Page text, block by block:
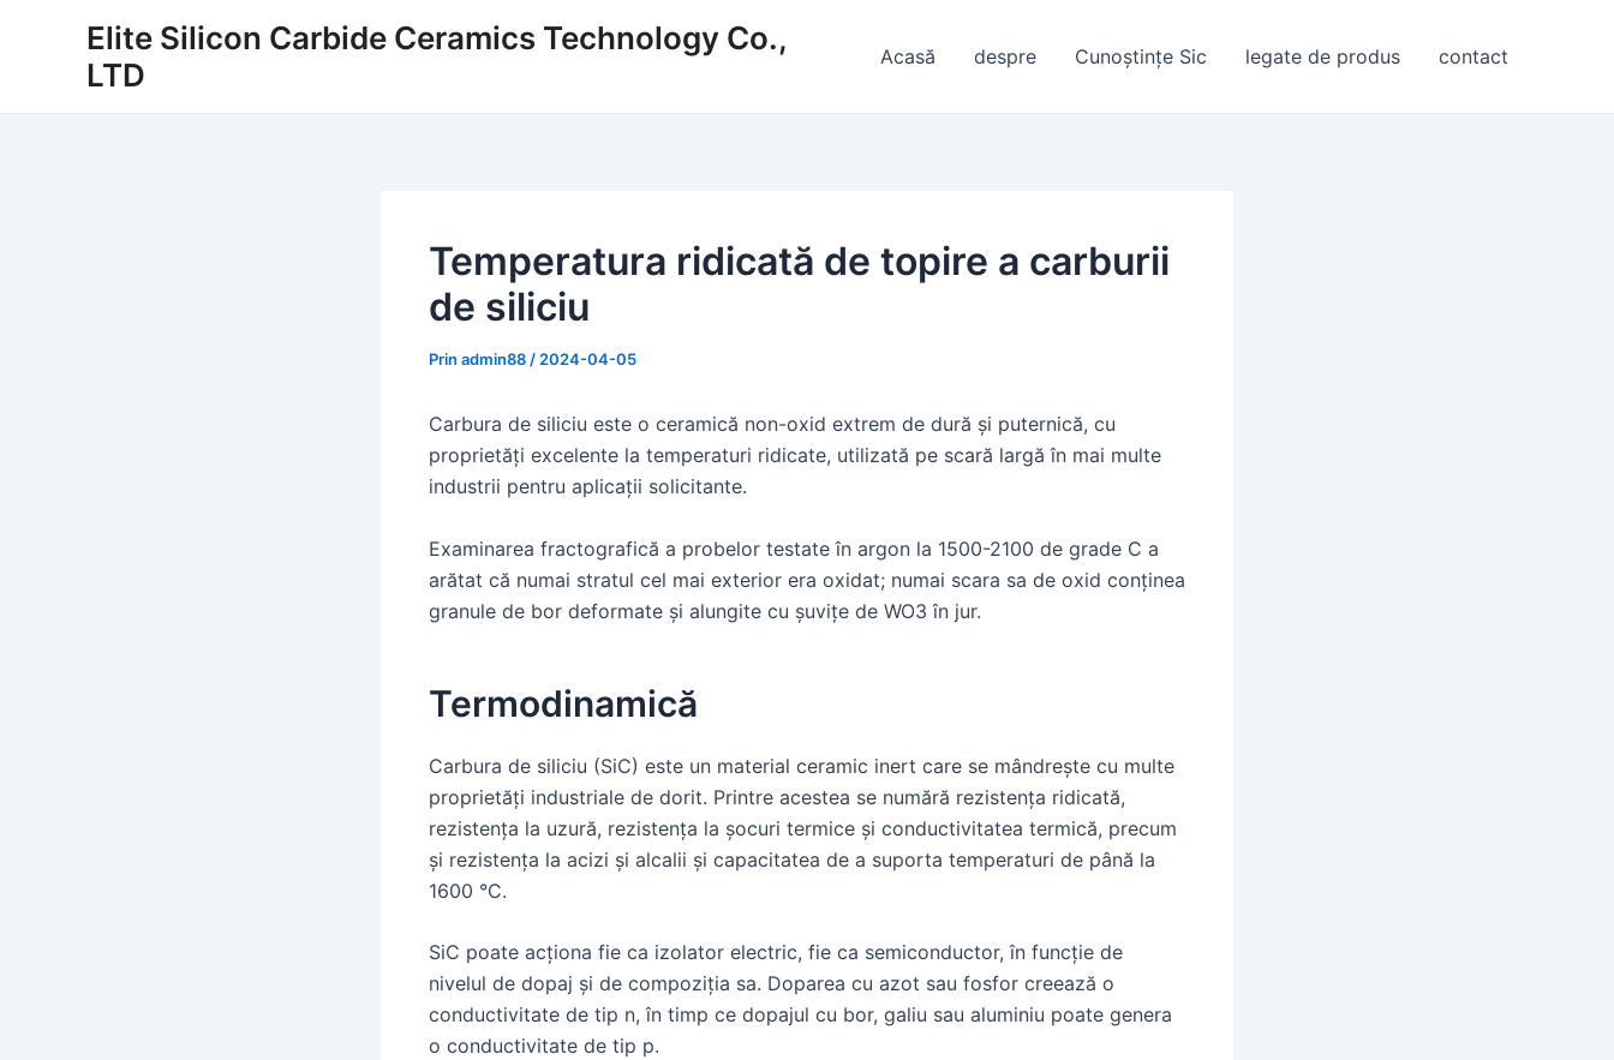
Elite Silicon Carbide Ceramics Technology Co.,
LTD
Acasă despre Cunoștințe Sic legate de produs contact
Temperatura ridicată de topire a carburii
de siliciu
Prin admin88 / 2024-04-05
Carbura de siliciu este o ceramică non-oxid extrem de dură și puternică, cu
proprietăți excelente la temperaturi ridicate, utilizată pe scară largă în mai multe
industrii pentru aplicații solicitante.
Examinarea fractografică a probelor testate în argon la 1500-2100 de grade C a
arătat că numai stratul cel mai exterior era oxidat; numai scara sa de oxid conținea
granule de bor deformate și alungite cu șuvițe de WO3 în jur.
Termodinamică
Carbura de siliciu (SiC) este un material ceramic inert care se mândrește cu multe
proprietăți industriale de dorit. Printre acestea se numără rezistența ridicată,
rezistența la uzură, rezistența la șocuri termice și conductivitatea termică, precum
și rezistența la acizi și alcalii și capacitatea de a suporta temperaturi de până la
1600 °C.
SiC poate acționa fie ca izolator electric, fie ca semiconductor, în funcție de
nivelul de dopaj și de compoziția sa. Doparea cu azot sau fosfor creează o
conductivitate de tip n, în timp ce dopajul cu bor, galiu sau aluminiu poate genera
o conductivitate de tip p.